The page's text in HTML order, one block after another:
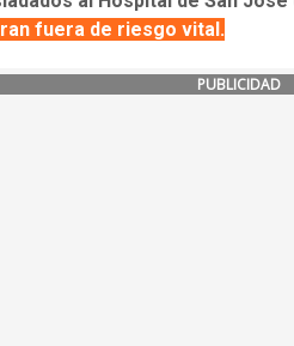
fuera de riesgo vital.
PUBLICIDAD